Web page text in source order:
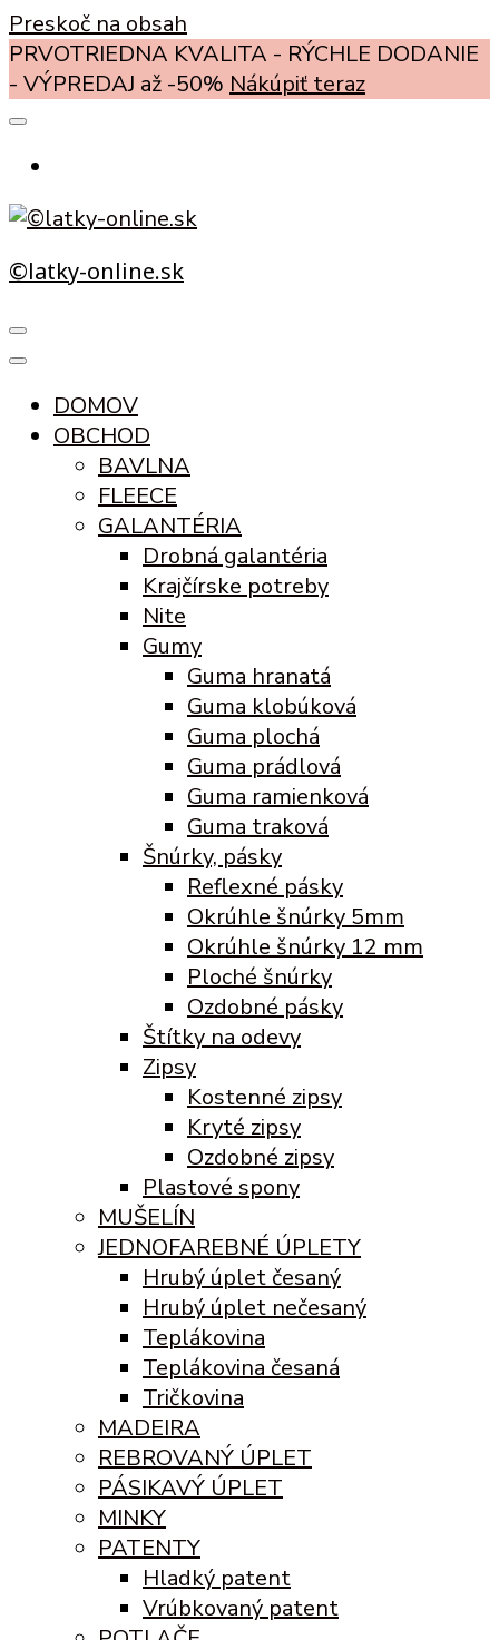
Preskoč na obsah
PRVOTRIEDNA KVALITA - RÝCHLE DODANIE
- VÝPREDAJ až -50% Nákúpiť teraz
©latky-online.sk
DOMOV
OBCHOD
BAVLNA
FLEECE
GALANTÉRIA
Drobná galantéria
Krajčírske potreby
Nite
Gumy
Guma hranatá
Guma klobúková
Guma plochá
Guma prádlová
Guma ramienková
Guma traková
Šnúrky, pásky
Reflexné pásky
Okrúhle šnúrky 5mm
Okrúhle šnúrky 12 mm
Ploché šnúrky
Ozdobné pásky
Štítky na odevy
Zipsy
Kostenné zipsy
Kryté zipsy
Ozdobné zipsy
Plastové spony
MUŠELÍN
JEDNOFAREBNÉ ÚPLETY
Hrubý úplet česaný
Hrubý úplet nečesaný
Teplákovina
Teplákovina česaná
Tričkovina
MADEIRA
REBROVANÝ ÚPLET
PÁSIKAVÝ ÚPLET
MINKY
PATENTY
Hladký patent
Vrúbkovaný patent